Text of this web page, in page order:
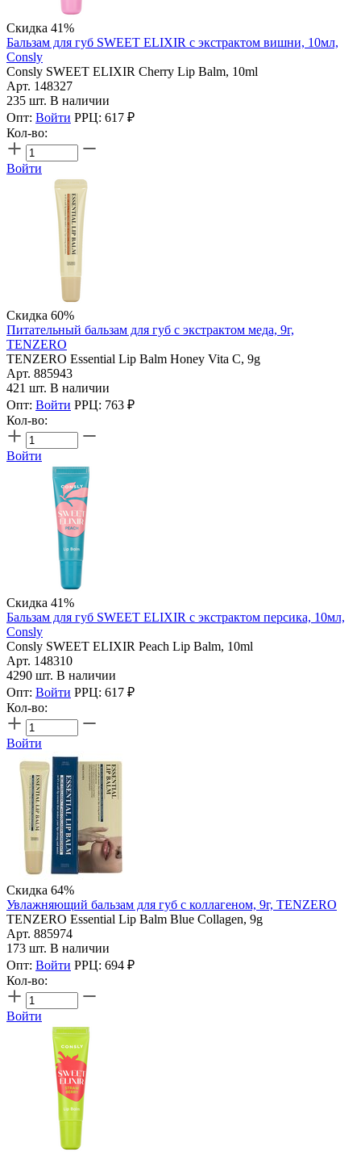
Скидка 41%
Бальзам для губ SWEET ELIXIR с экстрактом вишни, 10мл,
Consly
Consly SWEET ELIXIR Cherry Lip Balm, 10ml
Арт. 148327
235 шт. В наличии
Опт: Войти РРЦ: 617 ₽
Кол-во:
Войти
Скидка 60%
Питательный бальзам для губ с экстрактом меда, 9г,
TENZERO
TENZERO Essential Lip Balm Honey Vita C, 9g
Арт. 885943
421 шт. В наличии
Опт: Войти РРЦ: 763 ₽
Кол-во:
Войти
Скидка 41%
Бальзам для губ SWEET ELIXIR с экстрактом персика, 10мл,
Consly
Consly SWEET ELIXIR Peach Lip Balm, 10ml
Арт. 148310
4290 шт. В наличии
Опт: Войти РРЦ: 617 ₽
Кол-во:
Войти
Скидка 64%
Увлажняющий бальзам для губ с коллагеном, 9г, TENZERO
TENZERO Essential Lip Balm Blue Collagen, 9g
Арт. 885974
173 шт. В наличии
Опт: Войти РРЦ: 694 ₽
Кол-во:
Войти